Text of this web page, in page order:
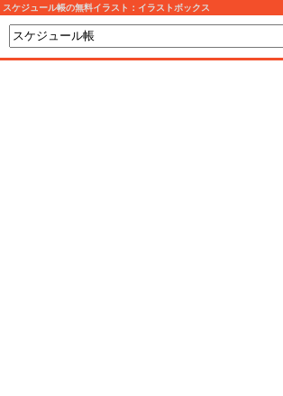
スケジュール帳の無料イラスト：イラストボックス